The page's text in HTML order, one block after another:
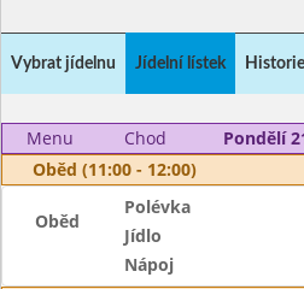
Vybrat jídelnu Jídelní lístek Historie
Menu Chod
Pondělí
Oběd (11:00 - 12:00)
Oběd
Polévka
Jídlo
Nápoj